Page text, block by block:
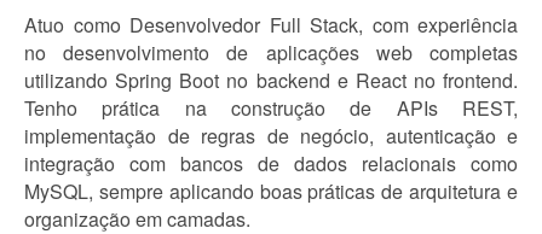
Atuo como Desenvolvedor Full Stack, com experiência
no desenvolvimento de aplicações web completas
utilizando Spring Boot no backend e React no frontend.
Tenho prática na construção de APIs REST,
implementação de regras de negócio, autenticação e
integração com bancos de dados relacionais como
MySQL, sempre aplicando boas práticas de arquitetura e
organização em camadas.